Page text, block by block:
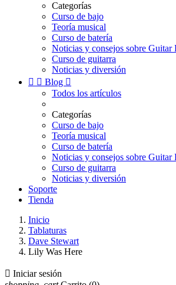
Categorías
Curso de bajo
Teoría musical
Curso de batería
Noticias y consejos sobre Guitar
Curso de guitarra
Noticias y diversión
  Blog 
Todos los artículos
Categorías
Curso de bajo
Teoría musical
Curso de batería
Noticias y consejos sobre Guitar
Curso de guitarra
Noticias y diversión
Soporte
Tienda
Inicio
Tablaturas
Dave Stewart
Lily Was Here
 Iniciar sesión